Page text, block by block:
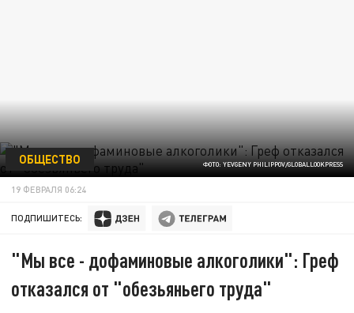
ФОТО: YEVGENY PHILIPPOV/GLOBALLOOKPRESS
ОБЩЕСТВО
19 ФЕВРАЛЯ 06:24
ПОДПИШИТЕСЬ:
"Мы все - дофаминовые алкоголики": Греф
отказался от "обезьяньего труда"